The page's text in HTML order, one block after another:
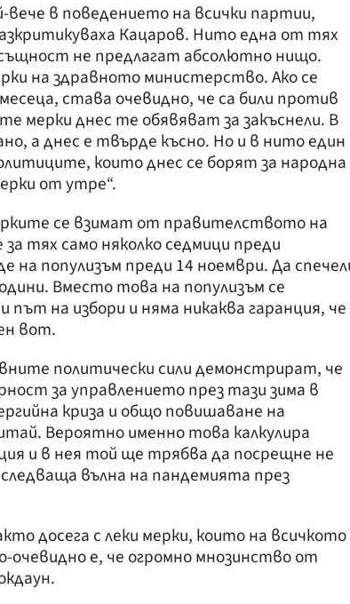
в поведението на всички партии,
Кацаров. Нито една от тях
не предлагат абсолютно нищо.
на здравното министерство. Ако се
става очевидно, че са били против
мерки днес те обявяват за закъснели. В
а днес е твърде късно. Но и в нито един
които днес се борят за народна
от утре“.
се взимат от правителството на
тях само няколко седмици преди
на популизъм преди 14 ноември. Да
Вместо това на популизъм се
на избори и няма никаква гаранция, че
вот.
политически сили демонстрират, че
за управлението през тази зима в
криза и общо повишаване на
Вероятно именно това калкулира
и в нея той ще трябва да посрещне не
вълна на пандемията през
досега с леки мерки, които на всичкото
очевидно е, че огромно мнозинство от